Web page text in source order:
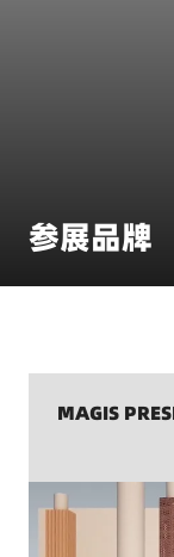
参展品牌
MAGIS